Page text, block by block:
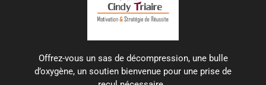
Offrez-vous un sas de décompression, une bulle
d’oxygène, un soutien bienvenue pour une prise de